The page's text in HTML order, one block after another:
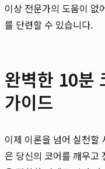
이상 전문가의 도움이 없
를 단련할 수 있습니다.
완벽한 10분
가이드
이제 이론을 넘어 실천할
은 당신의 코어를 깨우고